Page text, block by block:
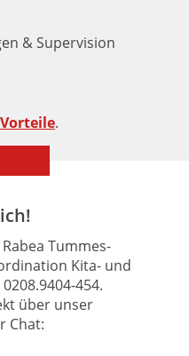
& Supervision
Vorteile.
Tummes-
Kita- und
454.
über unser
Chat: